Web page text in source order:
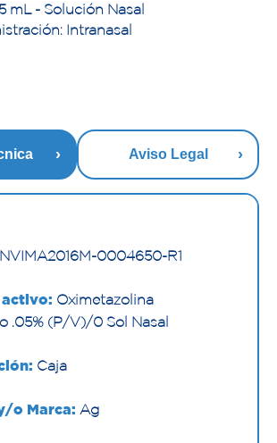
mL - Solución Nasal
Intranasal
Aviso Legal
0004650-R1
Oximetazolina
.05% (P/V)/0 Sol Nasal
Caja
o Marca: Ag